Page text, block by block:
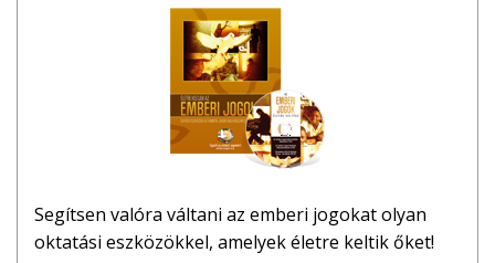
Segítsen valóra váltani az emberi jogokat olyan
oktatási eszközökkel, amelyek életre keltik őket!